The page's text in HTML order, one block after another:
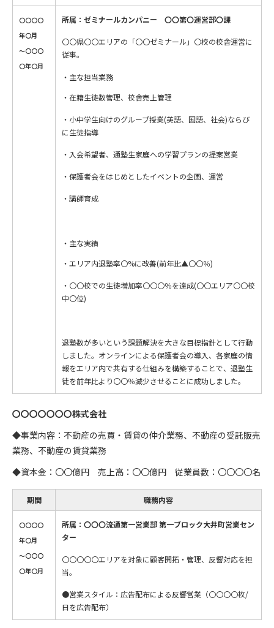
〇〇〇〇
年〇月
～〇〇〇
〇年〇月
所属：ゼミナールカンパニー 〇〇第〇運営部〇課
〇〇県〇〇エリアの「〇〇ゼミナール」〇校の校舎運営に
従事。
主な担当業務
・在籍生徒数管理、校舎売上管理
・小中学生向けのグループ授業(英語、国語、社会)ならび
に生徒指導
・入会希望者、通塾生家庭への学習プランの提案営業
・保護者会をはじめとしたイベントの企画、運営
・講師育成
主な実績
・エリア内退塾率〇%に改善(前年比▲〇〇％)
・〇〇校での生徒増加率〇〇〇％を達成(〇〇エリア〇〇校
中〇位)
退塾数が多いという課題解決を大きな目標指針として行動
しました。オンラインによる保護者会の導入、各家庭の情
報をエリア内で共有する仕組みを構築することで、退塾生
徒を前年比より〇〇％減少させることに成功しました。
〇〇〇〇〇〇〇株式会社
◆事業内容：不動産の売買・賃貸の仲介業務、不動産の受託販売
業務、不動産の賃貸業務
◆資本金：〇〇億円 売上高：〇〇億円 従業員数：〇〇〇〇名
期間 職務内容
〇〇〇〇
年〇月
～〇〇〇
〇年〇月
所属： 〇〇〇流通第一営業部 第一ブロック大井町営業セン
ター
〇〇〇〇〇エリアを対象に顧客開拓・管理、反響対応を担
当。
●営業スタイル：広告配布による反響営業（〇〇〇〇枚/
日を広告配布）